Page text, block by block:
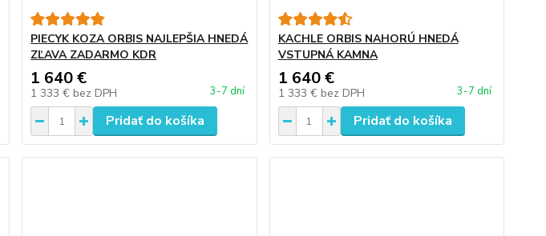
PIECYK KOZA ORBIS NAJLEPŠIA HNEDÁ
ZĽAVA ZADARMO KDR
1 640 €
1 333 € bez DPH 3-7 dní
Pridať do košíka
KACHLE ORBIS NAHORÚ HNEDÁ
VSTUPNÁ KAMNA
1 640 €
1 333 € bez DPH 3-7 dní
Pridať do košíka